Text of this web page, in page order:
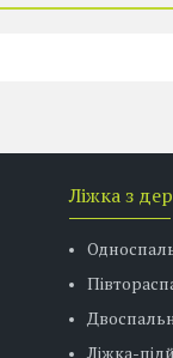
Ліжка з
Ліжка-